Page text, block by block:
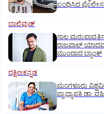
ಬಂಧಿಸಿದ
ಬಾಲಿವುಡ್‌
ಸಾಲ
ರಾಜಪಾಲ್ ಯಾದವ್‌
ಮುಂದಾದ ಬ್ಯಾಂಕ್
ದಕ್ಷಿಣಕನ್ನಡ
ಮಂಗಳೂರು
ಪ್ರಾಧ್ಯಾಪಕಿ ಡಾ.